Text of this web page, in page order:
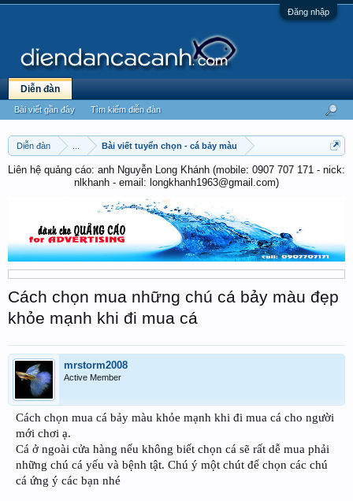
Đăng nhập
Diễn đàn Bài viết tuyển chọn - cá bảy màu
Liên hệ quảng cáo: anh Nguyễn Long Khánh (mobile: 0907 707 171 - nick:
nlkhanh - email: longkhanh1963@gmail.com)
Cách chọn mua những chú cá bảy màu đẹp
khỏe mạnh khi đi mua cá
mrstorm2008
Active Member
Cách chọn mua cá bảy màu khỏe mạnh khi đi mua cá cho người
mới chơi ạ.
Cá ở ngoài cửa hàng nếu không biết chọn cá sẽ rất dễ mua phải
những chú cá yếu và bệnh tật. Chú ý một chút để chọn các chú
cá ứng ý các bạn nhé
Diễn đàn
Bài viết gần đây Tìm kiếm diễn đàn